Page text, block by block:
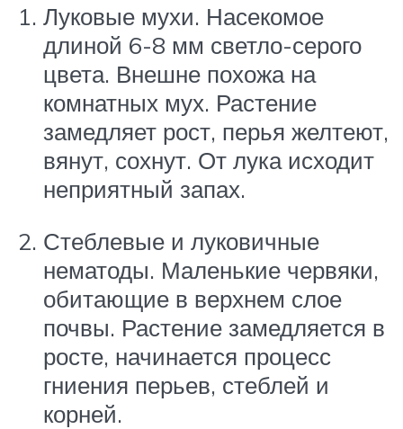
Луковые мухи. Насекомое
длиной 6-8 мм светло-серого
цвета. Внешне похожа на
комнатных мух. Растение
замедляет рост, перья желтеют,
вянут, сохнут. От лука исходит
неприятный запах.
Стеблевые и луковичные
нематоды. Маленькие червяки,
обитающие в верхнем слое
почвы. Растение замедляется в
росте, начинается процесс
гниения перьев, стеблей и
корней.